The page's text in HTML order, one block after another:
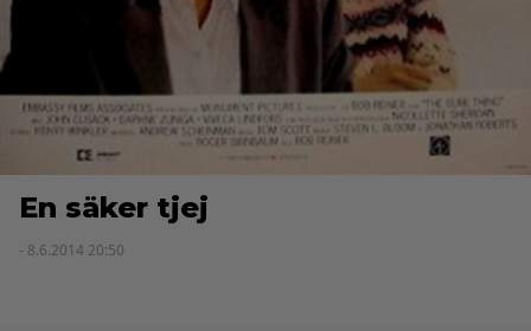
En säker tjej
- 8.6.2014 20:50